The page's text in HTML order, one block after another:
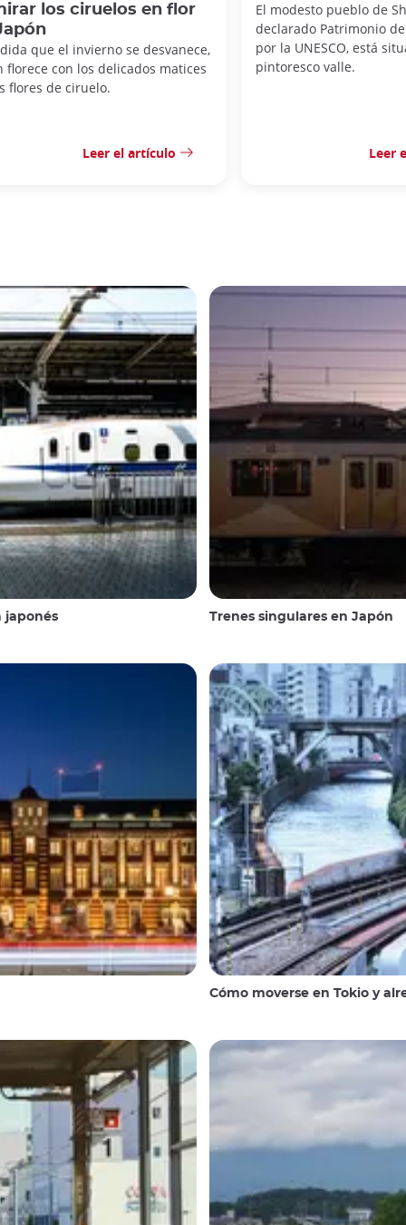
los ciruelos en flor
que el invierno se desvanece,
florece con los delicados matices
flores de ciruelo.
Leer el artículo
El modesto pueblo de
declarado Patrimonio
por la UNESCO, está
pintoresco valle.
Leer
japonés Trenes singulares en Japón
Cómo moverse en Tokio y